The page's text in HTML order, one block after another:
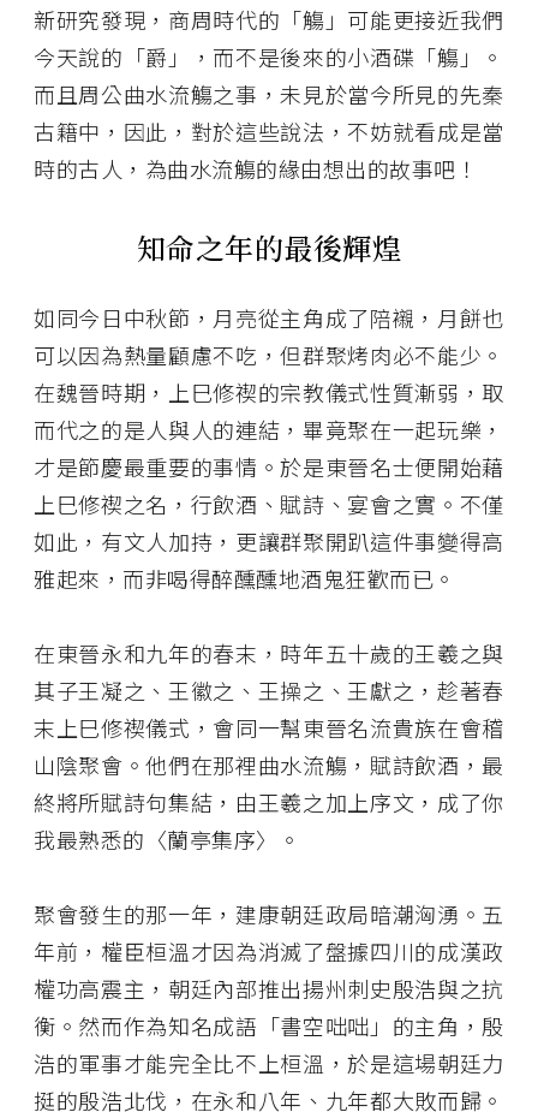
新研究發現，商周時代的「觴」可能更接近我們
今天說的「爵」，而不是後來的小酒碟「觴」。
而且周公曲水流觴之事，未見於當今所見的先秦
古籍中，因此，對於這些說法，不妨就看成是當
時的古人，為曲水流觴的緣由想出的故事吧！
知命之年的最後輝煌
如同今日中秋節，月亮從主角成了陪襯，月餅也
可以因為熱量顧慮不吃，但群聚烤肉必不能少。
在魏晉時期，上巳修禊的宗教儀式性質漸弱，取
而代之的是人與人的連結，畢竟聚在一起玩樂，
才是節慶最重要的事情。於是東晉名士便開始藉
上巳修禊之名，行飲酒、賦詩、宴會之實。不僅
如此，有文人加持，更讓群聚開趴這件事變得高
雅起來，而非喝得醉醺醺地酒鬼狂歡而已。
在東晉永和九年的春末，時年五十歲的王羲之與
其子王凝之、王徽之、王操之、王獻之，趁著春
末上巳修禊儀式，會同一幫東晉名流貴族在會稽
山陰聚會。他們在那裡曲水流觴，賦詩飲酒，最
終將所賦詩句集結，由王羲之加上序文，成了你
我最熟悉的〈蘭亭集序〉。
聚會發生的那一年，建康朝廷政局暗潮洶湧。五
年前，權臣桓溫才因為消滅了盤據四川的成漢政
權功高震主，朝廷內部推出揚州刺史殷浩與之抗
衡。然而作為知名成語「書空咄咄」的主角，殷
浩的軍事才能完全比不上桓溫，於是這場朝廷力
挺的殷浩北伐，在永和八年、九年都大敗而歸。